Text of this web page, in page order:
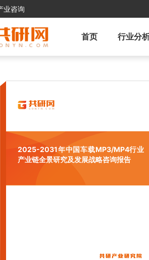
业咨询
首页 行业分
2025-2031年中国车载MP3/MP4行业
产业链全景研究及发展战略咨询报告